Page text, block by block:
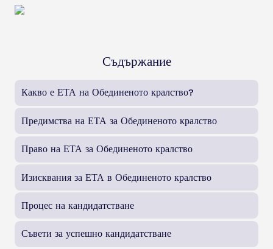
Съдържание
Какво е ЕТА на Обединеното кралство?
Предимства на ЕТА за Обединеното кралство
Право на ЕТА за Обединеното кралство
Изисквания за ЕТА в Обединеното кралство
Процес на кандидатстване
Съвети за успешно кандидатстване